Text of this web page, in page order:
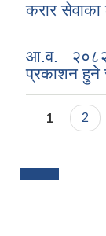
करार
आ.व.
प्रकाशन हुने
Pages
1 2